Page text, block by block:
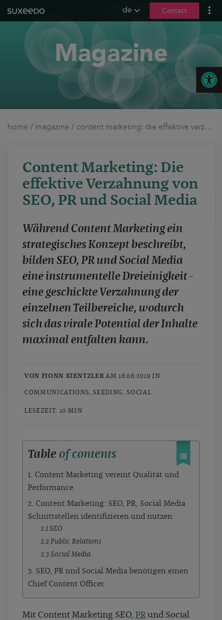
de Contact
what we do
leadgenerierung
content marketing
social media
b2b marketing
ux und conversions
about us
case studies
whitepaper
branchen
magazine
contact
Magazine
home / magazine / content marketing: die effektive verzahnung von seo, pr und social media
Content Marketing: Die
effektive Verzahnung von
SEO, PR und Social Media
Während Content Marketing ein
strategisches Konzept beschreibt,
bilden SEO, PR und Social Media
eine instrumentelle Dreieinigkeit -
eine geschickte Verzahnung der
einzelnen Teilbereiche, wodurch
sich das virale Potential der Inhalte
maximal entfalten kann.
VON FIONN KIENTZLER AM 18.06.2019 IN
COMMUNICATIONS, SEEDING, SOCIAL
LESEZEIT: 10 MIN
Table of contents
1. Content Marketing vereint Qualität und
Performance
2. Content Marketing: SEO, PR, Social Media
Schnittstellen identifizieren und nutzen
2.1 SEO
2.2 Public Relations
2.3 Social Media
3. SEO, PR und Social Media benötigen einen
Chief Content Officer
Mit Content Marketing SEO, PR und Social